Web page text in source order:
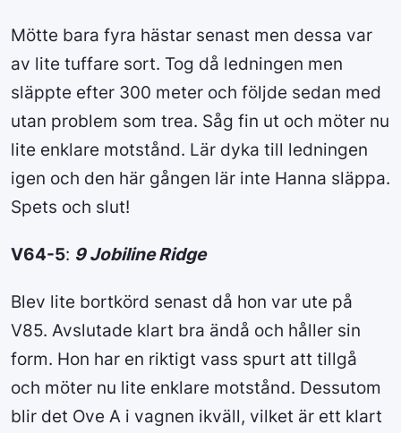
Mötte bara fyra hästar senast men dessa var
av lite tuffare sort. Tog då ledningen men
släppte efter 300 meter och följde sedan med
utan problem som trea. Såg fin ut och möter nu
lite enklare motstånd. Lär dyka till ledningen
igen och den här gången lär inte Hanna släppa.
Spets och slut!
V64-5: 9 Jobiline Ridge
Blev lite bortkörd senast då hon var ute på
V85. Avslutade klart bra ändå och håller sin
form. Hon har en riktigt vass spurt att tillgå
och möter nu lite enklare motstånd. Dessutom
blir det Ove A i vagnen ikväll, vilket är ett klart